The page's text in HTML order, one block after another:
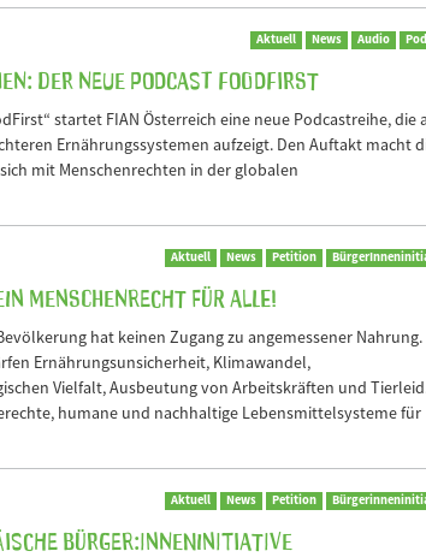
Aktuell News Audio
Der neue Podcast FoodFirst
startet FIAN Österreich eine neue Podcastreihe, die
Ernährungssystemen aufzeigt. Den Auftakt macht
mit Menschenrechten in der globalen
Aktuell News Petition
Menschenrecht für alle!
hat keinen Zugang zu angemessener Nahrung.
Ernährungsunsicherheit, Klimawandel,
Vielfalt, Ausbeutung von Arbeitskräften und
humane und nachhaltige Lebensmittelsysteme für
Aktuell News Petition
Bürger:inneninitiative